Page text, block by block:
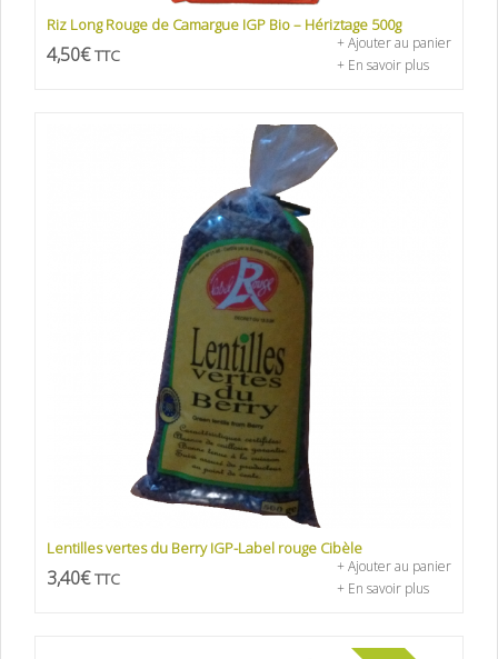
Riz Long Rouge de Camargue IGP Bio – Hériztage 500g
4,50€ TTC
+ Ajouter au panier
+ En savoir plus
Lentilles vertes du Berry IGP-Label rouge Cibèle
3,40€ TTC
+ Ajouter au panier
+ En savoir plus